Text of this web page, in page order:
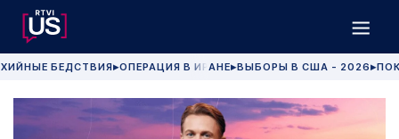
БЕДСТВИЯ▶ОПЕРАЦИЯ В ИРАНЕ▶ВЫБОРЫ В США - 2026 ▶